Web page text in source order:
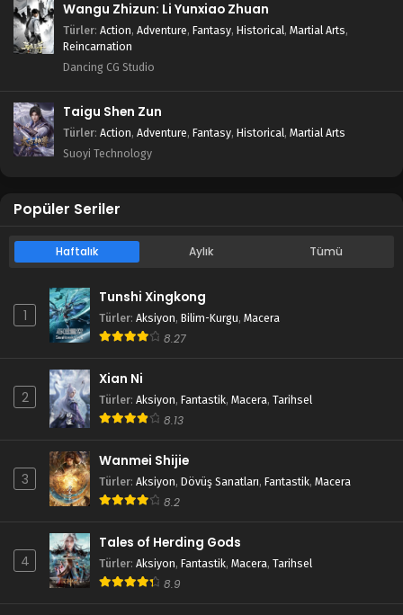
Wangu Zhizun: Li Yunxiao Zhuan
Türler: Action, Adventure, Fantasy, Historical, Martial Arts,
Reincarnation
Dancing CG Studio
Taigu Shen Zun
Türler: Action, Adventure, Fantasy, Historical, Martial Arts
Suoyi Technology
Popüler Seriler
Haftalık Aylık Tümü
1
Tunshi Xingkong
Türler: Aksiyon, Bilim-Kurgu, Macera
8.27
2
Xian Ni
Türler: Aksiyon, Fantastik, Macera, Tarihsel
8.13
3
Wanmei Shijie
Türler: Aksiyon, Dövüş Sanatları, Fantastik, Macera
8.2
4
Tales of Herding Gods
Türler: Aksiyon, Fantastik, Macera, Tarihsel
8.9